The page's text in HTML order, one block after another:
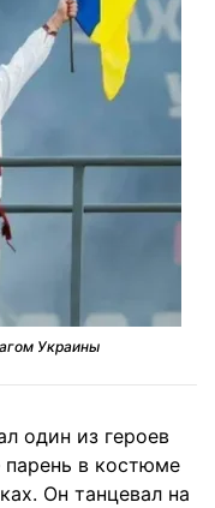
Украины
один из героев
в костюме
Он танцевал на